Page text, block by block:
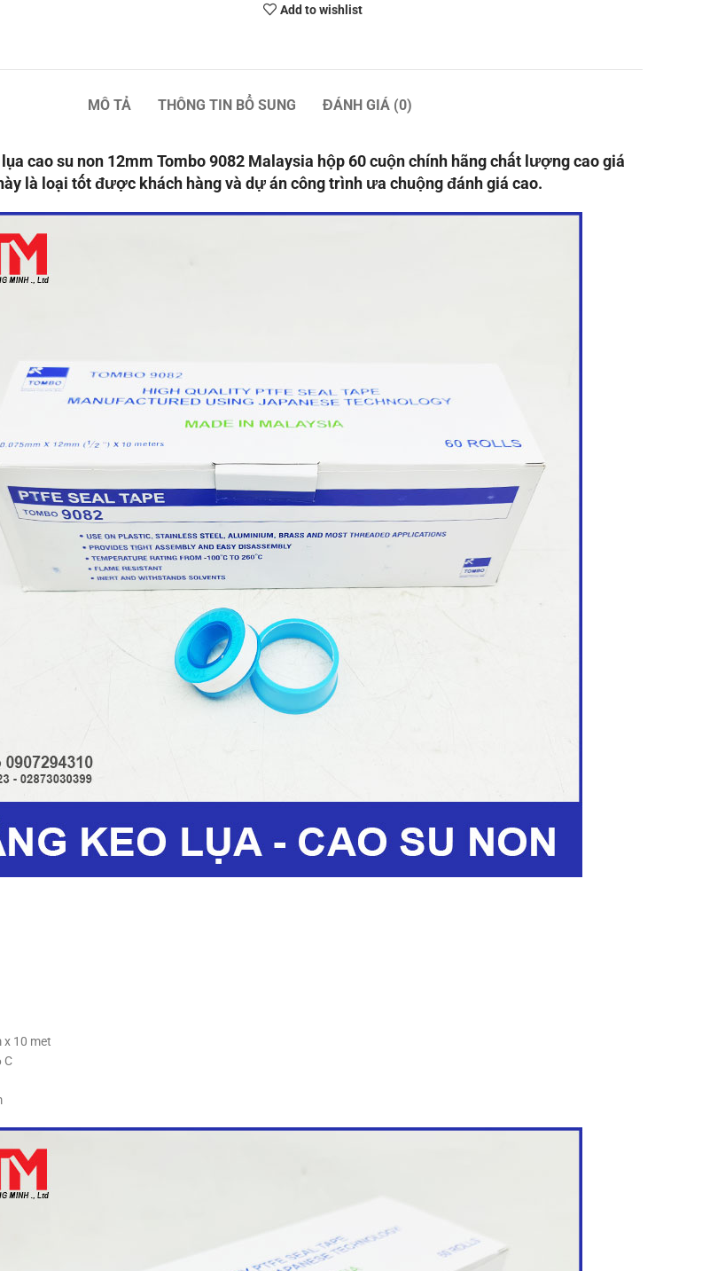
Add to wishlist
MÔ TẢ THÔNG TIN BỔ SUNG ĐÁNH GIÁ (0)
cao su non 12mm Tombo 9082 Malaysia hộp 60 cuộn chính hãng chất lượng cao giá
là loại tốt được khách hàng và dự án công trình ưa chuộng đánh giá cao.
x 10 met
C